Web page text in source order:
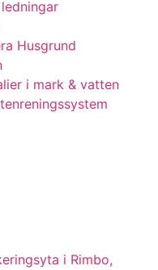
Husgrund
i mark & vatten
i Rimbo,